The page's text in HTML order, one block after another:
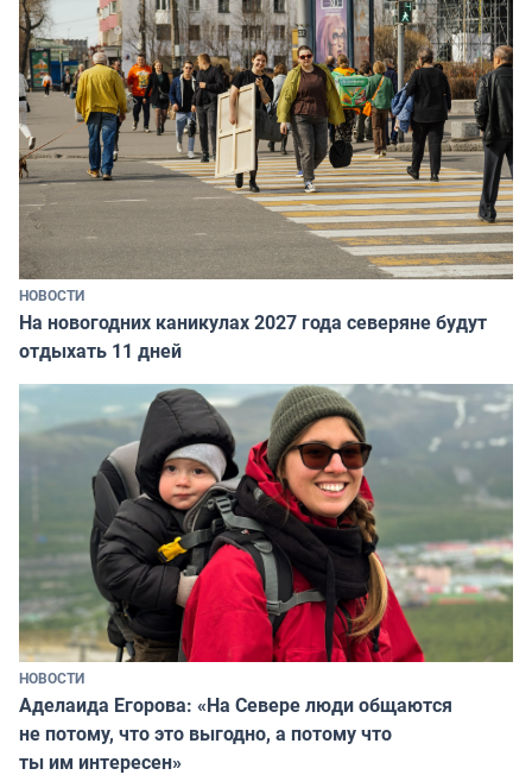
НОВОСТИ
На новогодних каникулах 2027 года северяне будут
отдыхать 11 дней
НОВОСТИ
Аделаида Егорова: «На Севере люди общаются
не потому, что это выгодно, а потому что
ты им интересен»